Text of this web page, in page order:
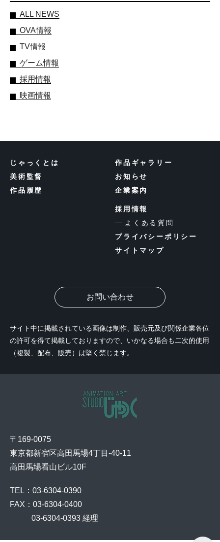
ALL NEWS
OVA情報
TV情報
ゲーム情報
採用情報
映画情報
〒169-0075
東京都新宿区高田馬場4丁目-40-11
高田馬場看山ビル10F
TEL：03-6304-0390
FAX：03-6304-0400
03-6304-0393 経理
じゃっくとは
美術監督
作品履歴
作品ギャラリー
お知らせ
企業案内
採用情報
よくある質問
プライバシーポリシー
サイトマップ
お問い合わせ
サイト中に掲載されている画像は制作、販売元及び関係企業各位
の許可を得て掲載しておりますので、いかなる場合も二次的使用
（複製、配布、販売）は堅く禁じます。